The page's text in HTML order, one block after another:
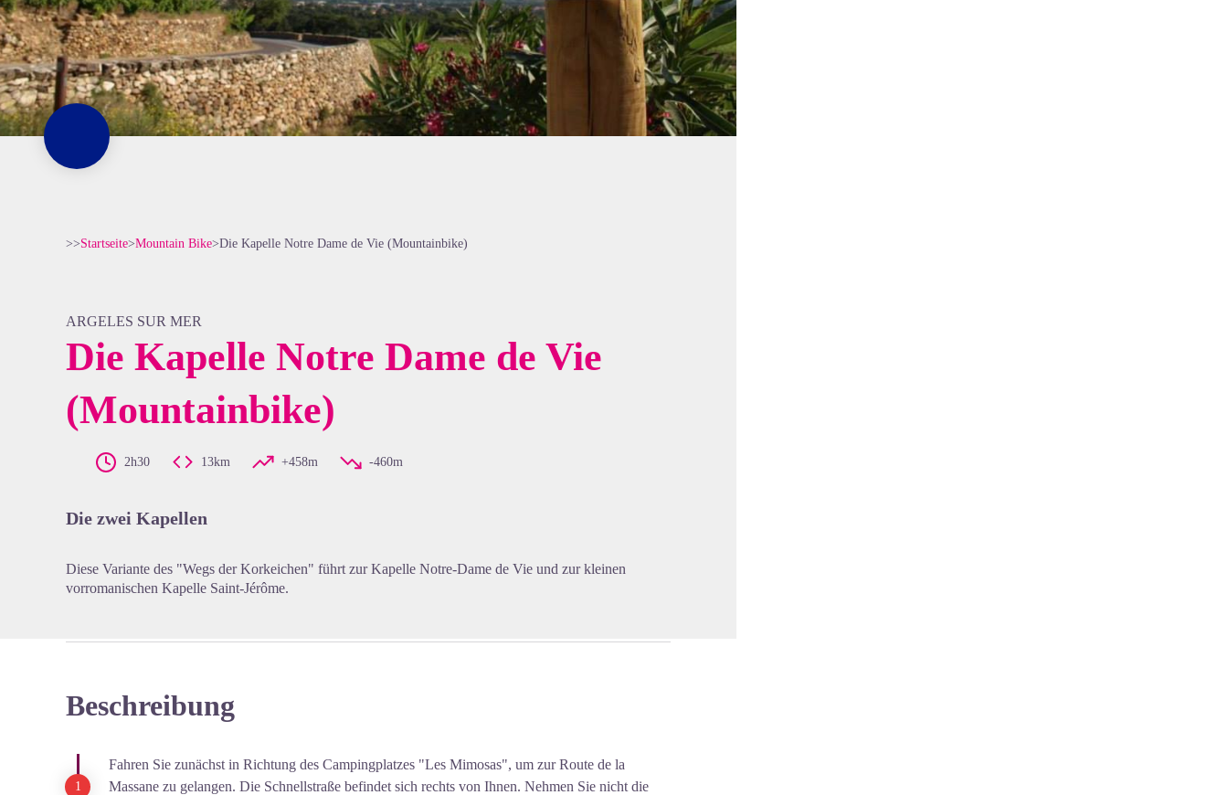
>>Startseite>Mountain Bike>Die Kapelle Notre Dame de Vie (Mountainbike)
ARGELES SUR MER
Die Kapelle Notre Dame de Vie
(Mountainbike)
2h30 13km +458m -460m
Die zwei Kapellen
Diese Variante des "Wegs der Korkeichen" führt zur Kapelle Notre-Dame de Vie und zur kleinen
vorromanischen Kapelle Saint-Jérôme.
Beschreibung
Fahren Sie zunächst in Richtung des Campingplatzes "Les Mimosas", um zur Route de la
Massane zu gelangen. Die Schnellstraße befindet sich rechts von Ihnen. Nehmen Sie nicht die